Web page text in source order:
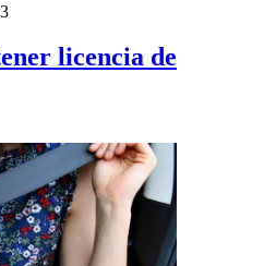
licencia de